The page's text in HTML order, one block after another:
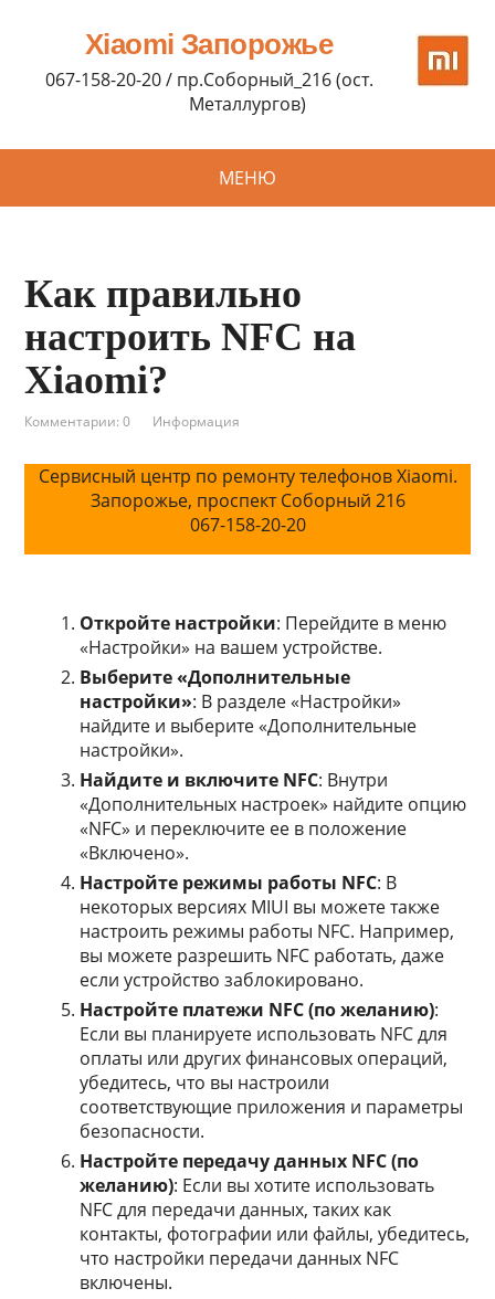
Xiaomi Запорожье
067-158-20-20 / пр.Соборный_216 (ост.
Металлургов)
МЕНЮ
Как правильно
настроить NFC на
Xiaomi?
Комментарии: 0 Информация
Сервисный центр по ремонту телефонов Xiaomi.
Запорожье, проспект Соборный 216
067-158-20-20
Откройте настройки: Перейдите в меню
«Настройки» на вашем устройстве.
Выберите «Дополнительные
настройки»: В разделе «Настройки»
найдите и выберите «Дополнительные
настройки».
Найдите и включите NFC: Внутри
«Дополнительных настроек» найдите опцию
«NFC» и переключите ее в положение
«Включено».
Настройте режимы работы NFC: В
некоторых версиях MIUI вы можете также
настроить режимы работы NFC. Например,
вы можете разрешить NFC работать, даже
если устройство заблокировано.
Настройте платежи NFC (по желанию):
Если вы планируете использовать NFC для
оплаты или других финансовых операций,
убедитесь, что вы настроили
соответствующие приложения и параметры
безопасности.
Настройте передачу данных NFC (по
желанию): Если вы хотите использовать
NFC для передачи данных, таких как
контакты, фотографии или файлы, убедитесь,
что настройки передачи данных NFC
включены.